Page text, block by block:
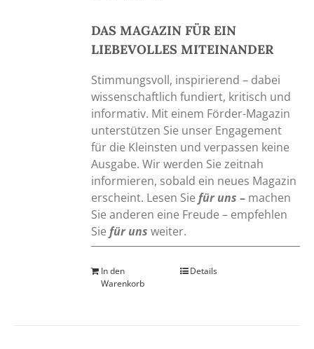
DAS MAGAZIN FÜR EIN
LIEBEVOLLES MITEINANDER
Stimmungsvoll, inspirierend – dabei
wissenschaftlich fundiert, kritisch und
informativ. Mit einem Förder-Magazin
unterstützen Sie unser Engagement
für die Kleinsten und verpassen keine
Ausgabe. Wir werden Sie zeitnah
informieren, sobald ein neues Magazin
erscheint. Lesen Siefür uns– machen
Sie anderen eine Freude – empfehlen
Siefür uns weiter.
In den
Warenkorb
Details